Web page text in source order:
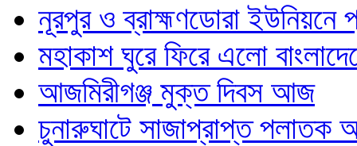
নূরপুর ও ব্রাহ্মণডোরা ইউনিয়নে
মহাকাশ ঘুরে ফিরে এলো
আজমিরীগঞ্জ মুক্ত দিবস আজ
চুনারুঘাটে সাজাপ্রাপ্ত পলাতক